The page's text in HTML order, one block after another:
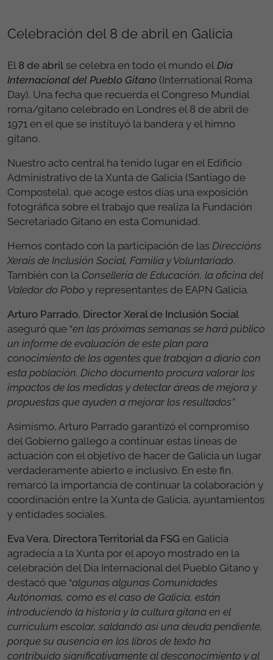
Celebración del 8 de abril en Galicia
El 8 de abril se celebra en todo el mundo el Día
Internacional del Pueblo Gitano (International Roma
Day). Una fecha que recuerda el Congreso Mundial
roma/gitano celebrado en Londres el 8 de abril de
1971 en el que se instituyó la bandera y el himno
gitano.
Nuestro acto central ha tenido lugar en el Edificio
Administrativo de la Xunta de Galicia (Santiago de
Compostela), que acoge estos días una exposición
fotográfica sobre el trabajo que realiza la Fundación
Secretariado Gitano en esta Comunidad.
Hemos contado con la participación de las Direccións
Xerais de Inclusión Social, Familia y Voluntariado.
También con la Consellería de Educación, la oficina del
Valedor do Pobo y representantes de EAPN Galicia.
Arturo Parrado, Director Xeral de Inclusión Social
aseguró que “en las próximas semanas se hará público
un informe de evaluación de este plan para
conocimiento de los agentes que trabajan a diario con
esta población. Dicho documento procura valorar los
impactos de las medidas y detectar áreas de mejora y
propuestas que ayuden a mejorar los resultados”
Asimismo, Arturo Parrado garantizó el compromiso
del Gobierno gallego a continuar estas líneas de
actuación con el objetivo de hacer de Galicia un lugar
verdaderamente abierto e inclusivo. En este fin,
remarcó la importancia de continuar la colaboración y
coordinación entre la Xunta de Galicia, ayuntamientos
y entidades sociales.
Eva Vera, Directora Territorial da FSG en Galicia
agradecía a la Xunta por el apoyo mostrado en la
celebración del Día Internacional del Pueblo Gitano y
destacó que “algunas algunas Comunidades
Autónomas, como es el caso de Galicia, están
introduciendo la historia y la cultura gitana en el
currículum escolar, saldando así una deuda pendiente,
porque su ausencia en los libros de texto ha
contribuido significativamente al desconocimiento y al